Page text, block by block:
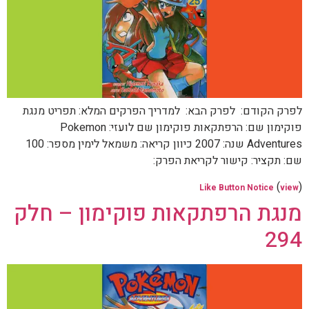
לפרק הקודם: לפרק הבא: למדריך הפרקים המלא: תפריט מנגת
פוקימון שם: הרפתקאות פוקימון שם לועזי: Pokemon
Adventures שנה: 2007 כיוון קריאה: משמאל לימין מספר: 100
שם: תקציר: קישור לקריאת הפרק:
Like Button Notice (view)
מנגת הרפתקאות פוקימון – חלק
294